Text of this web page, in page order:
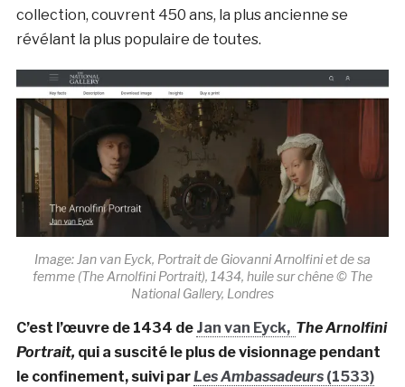
collection, couvrent 450 ans, la plus ancienne se
révélant la plus populaire de toutes.
Image: Jan van Eyck, Portrait de Giovanni Arnolfini et de sa
femme (The Arnolfini Portrait), 1434, huile sur chêne © The
National Gallery, Londres
C’est l’œuvre de 1434 de Jan van Eyck, The Arnolfini
Portrait, qui a suscité le plus de visionnage pendant
le confinement, suivi parLes Ambassadeurs(1533)